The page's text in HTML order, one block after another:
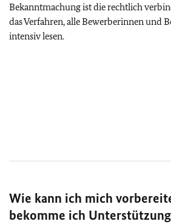
Bekanntmachung ist die rechtlich
das Verfahren, alle Bewerberinnen und
intensiv lesen.
Wie kann ich mich
bekomme ich